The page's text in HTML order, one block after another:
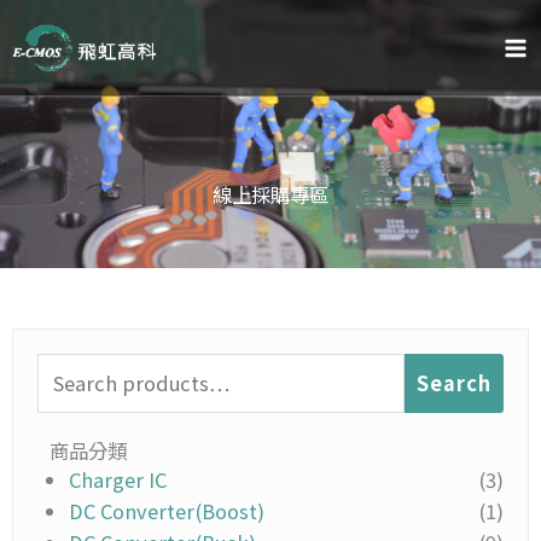
content
線上採購專區
for:
Search
商品分類
Charger IC
(3)
DC Converter(Boost)
(1)